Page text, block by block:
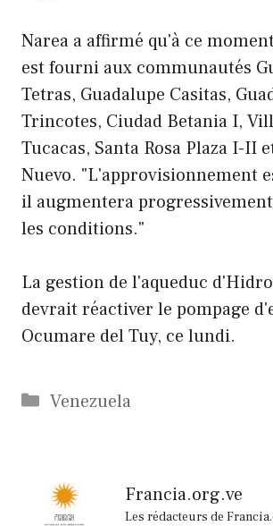
Narea a affirmé qu'à ce
est fourni aux communautés
Tetras, Guadalupe Casitas,
Trincotes, Ciudad Betania I,
Tucacas, Santa Rosa Plaza I-II
Nuevo. "L'approvisionnement
il augmentera
les conditions."
La gestion de l'aqueduc
devrait réactiver le pompage
Ocumare del Tuy, ce lundi.
Catégories
Venezuela
Francia.org.ve
Les rédacteurs de